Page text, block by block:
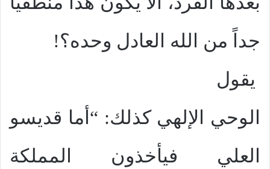
جداً من الله العادل وحده؟!
يقول
الوحي الإلهي كذلك: “أما قديسو
العلي فيأخذون المملكة